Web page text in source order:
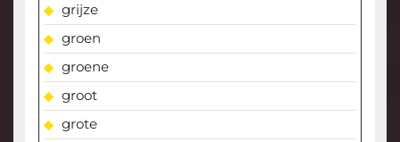
grijze
groen
groene
groot
grote